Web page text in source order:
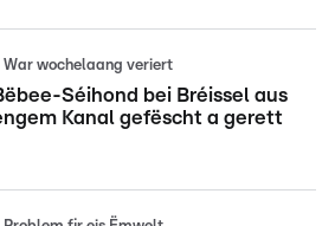
War wochelaang veriert
Séihond bei Bréissel aus
Kanal gefëscht a gerett